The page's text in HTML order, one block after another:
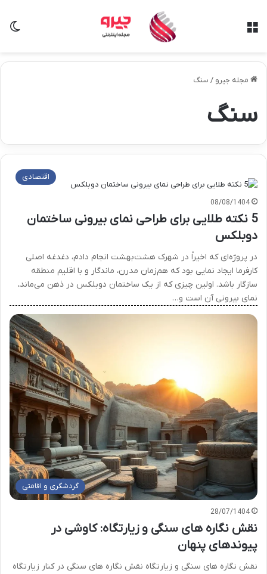
مجله جیرو / سنگ
سنگ
اقتصادی
08/08/1404
5 نکته طلایی برای طراحی نمای بیرونی ساختمان
دوبلکس
در پروژه‌ای که اخیراً در شهرک هشت‌بهشت انجام دادم، دغدغه اصلی
کارفرما ایجاد نمایی بود که هم‌زمان مدرن، ماندگار و با اقلیم منطقه
سازگار باشد. اولین چیزی که از یک ساختمان دوبلکس در ذهن می‌ماند،
نمای بیرونی آن است و…
گردشگری و اقامتی
28/07/1404
نقش نگاره های سنگی و زیارتگاه: کاوشی در
پیوندهای پنهان
نقش نگاره های سنگی و زیارتگاه نقش نگاره های سنگی در کنار زیارتگاه